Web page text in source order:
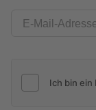
E-Mail-